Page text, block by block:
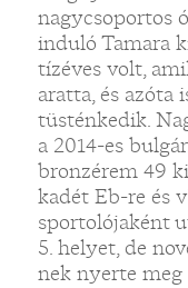
nagycsoportos
induló Tamara
tízéves volt,
aratta, és azóta
tüsténkedik.
a 2014-es
bronzérem 49
kadét Eb-re és
sportolójaként
5. helyet, de
nek nyerte